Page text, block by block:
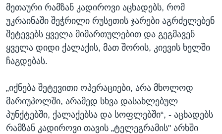
მეთაური რამზან კადიროვი აცხადებს, რომ
უკრაინაში შეჭრილი რუსეთის ჯარები აგრძელებენ
შეტევებს ყველა მიმართულებით და გეგმავენ
ყველა დიდი ქალაქის, მათ შორის, კიევის ხელში
ჩაგდებას.
„იქნება შეტევითი ოპერაციები, არა მხოლოდ
მარიუპოლში, არამედ სხვა დასახლებულ
პუნქტებში, ქალაქებსა და სოფლებში“, - აცხადებს
რამზან კადიროვი თავის „ტელეგრამის" არხში